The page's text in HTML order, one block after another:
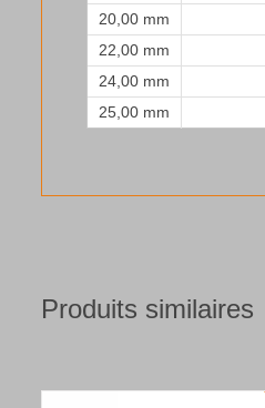
20,00 mm
22,00 mm
24,00 mm
25,00 mm
Produits similaires